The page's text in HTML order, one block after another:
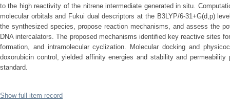
to the high reactivity of the nitrene intermediate generated in situ.
molecular orbitals and Fukui dual descriptors at the B3LYP/6-31+G(d,p)
the synthesized species, propose reaction mechanisms, and assess the
DNA intercalators. The proposed mechanisms identified key reactive sites
formation, and intramolecular cyclization. Molecular docking and
doxorubicin control, yielded affinity energies and stability and permeability
standard.
Show full item record